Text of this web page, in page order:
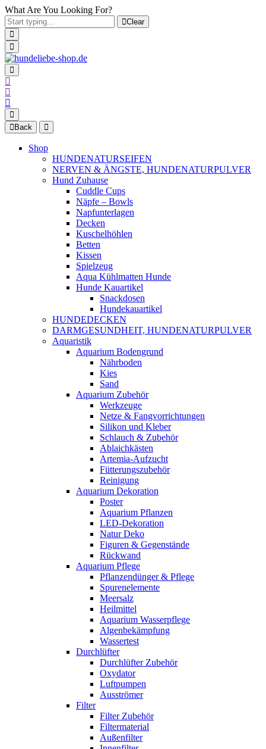
What Are You Looking For?
Clear
Back
Shop
HUNDENATURSEIFEN
NERVEN & ÄNGSTE, HUNDENATURPULVER
Hund Zuhause
Cuddle Cups
Näpfe – Bowls
Napfunterlagen
Decken
Kuschelhöhlen
Betten
Kissen
Spielzeug
Aqua Kühlmatten Hunde
Hunde Kauartikel
Snackdosen
Hundekauartikel
HUNDEDECKEN
DARMGESUNDHEIT, HUNDENATURPULVER
Aquaristik
Aquarium Bodengrund
Nährboden
Kies
Sand
Aquarium Zubehör
Werkzeuge
Netze & Fangvorrichtungen
Silikon und Kleber
Schlauch & Zubehör
Ablaichkästen
Artemia-Aufzucht
Fütterungszubehör
Reinigung
Aquarium Dekoration
Poster
Aquarium Pflanzen
LED-Dekoration
Natur Deko
Figuren & Gegenstände
Rückwand
Aquarium Pflege
Pflanzendünger & Pflege
Spurenelemente
Meersalz
Heilmittel
Aquarium Wasserpflege
Algenbekämpfung
Wassertest
Durchlüfter
Durchlüfter Zubehör
Oxydator
Luftpumpen
Ausströmer
Filter
Filter Zubehör
Filtermaterial
Außenfilter